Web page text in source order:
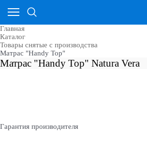
Главная
Каталог
Товары снятые с производства
Матрас "Handy Top"
Матрас "Handy Top" Natura Vera
Гарантия производителя